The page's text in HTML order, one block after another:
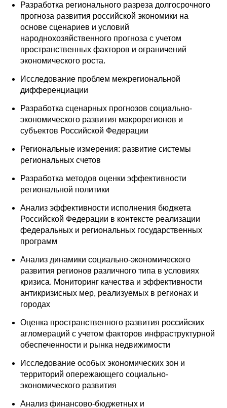
Контакты
Разработка регионального разреза долгосрочного
прогноза развития российской экономики на
основе сценариев и условий
народнохозяйственного прогноза с учетом
пространственных факторов и ограничений
экономического роста.
Исследование проблем межрегиональной
дифференциации
Разработка сценарных прогнозов социально-
экономического развития макрорегионов и
субъектов Российской Федерации
Региональные измерения: развитие системы
региональных счетов
Разработка методов оценки эффективности
региональной политики
Анализ эффективности исполнения бюджета
Российской Федерации в контексте реализации
федеральных и региональных государственных
программ
Анализ динамики социально-экономического
развития регионов различного типа в условиях
кризиса. Мониторинг качества и эффективности
антикризисных мер, реализуемых в регионах и
городах
Оценка пространственного развития российских
агломераций с учетом факторов инфраструктурной
обеспеченности и рынка недвижимости
Исследование особых экономических зон и
территорий опережающего социально-
экономического развития
Анализ финансово-бюджетных и